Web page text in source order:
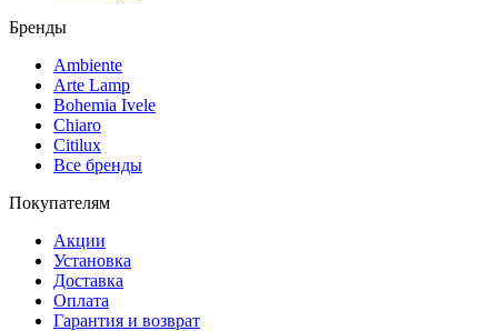
Бренды
Ambiente
Arte Lamp
Bohemia Ivele
Chiaro
Citilux
Все бренды
Покупателям
Акции
Установка
Доставка
Оплата
Гарантия и возврат